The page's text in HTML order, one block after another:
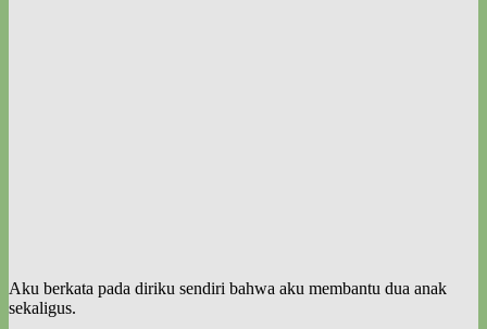
Aku berkata pada diriku sendiri bahwa aku membantu dua anak
sekaligus.